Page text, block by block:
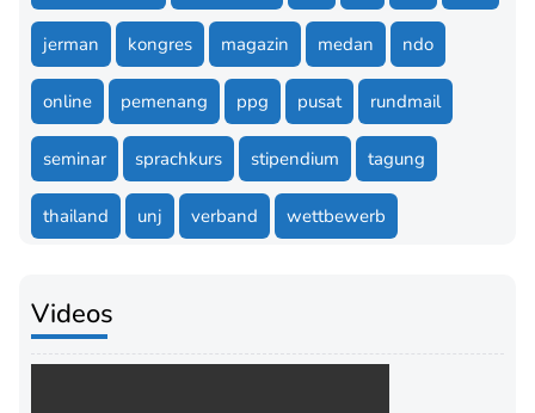
jerman kongres magazin medan ndo
online pemenang ppg pusat rundmail
seminar sprachkurs stipendium tagung
thailand unj verband wettbewerb
Videos